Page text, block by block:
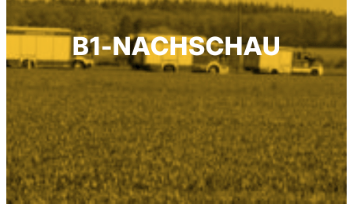
B1-NACHSCHAU